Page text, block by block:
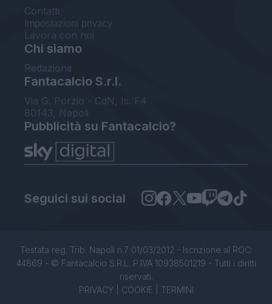
Contatti
Impostazioni privacy
Lavora con noi
Chi siamo
Redazione
Fantacalcio S.r.l.
Via G. Porzio - CdN, Is. F4
80143, Napoli
Pubblicità su Fantacalcio?
Seguici sui social
Testata reg. Trib. Napoli n.7 01/03/2012 - Iscrizione al ROC:
44869 - © Fantacalcio S.R.L. P.IVA 10938501219 - Tutti i diritti
riservati.
PRIVACY| COOKIE TERMINI